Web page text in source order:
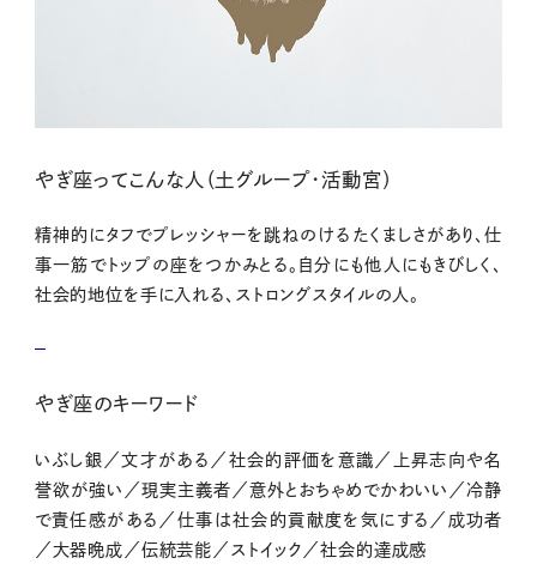
やぎ座ってこんな人（土グループ・活動宮）
精神的にタフでプレッシャーを跳ねのけるたくましさがあり、仕
事一筋でトップの座をつかみとる。自分にも他人にもきびしく、
社会的地位を手に入れる、ストロングスタイルの人。
やぎ座のキーワード
いぶし銀／文才がある／社会的評価を意識／上昇志向や名
誉欲が強い／現実主義者／意外とおちゃめでかわいい／冷静
で責任感がある／仕事は社会的貢献度を気にする／成功者
／大器晩成／伝統芸能／ストイック／社会的達成感